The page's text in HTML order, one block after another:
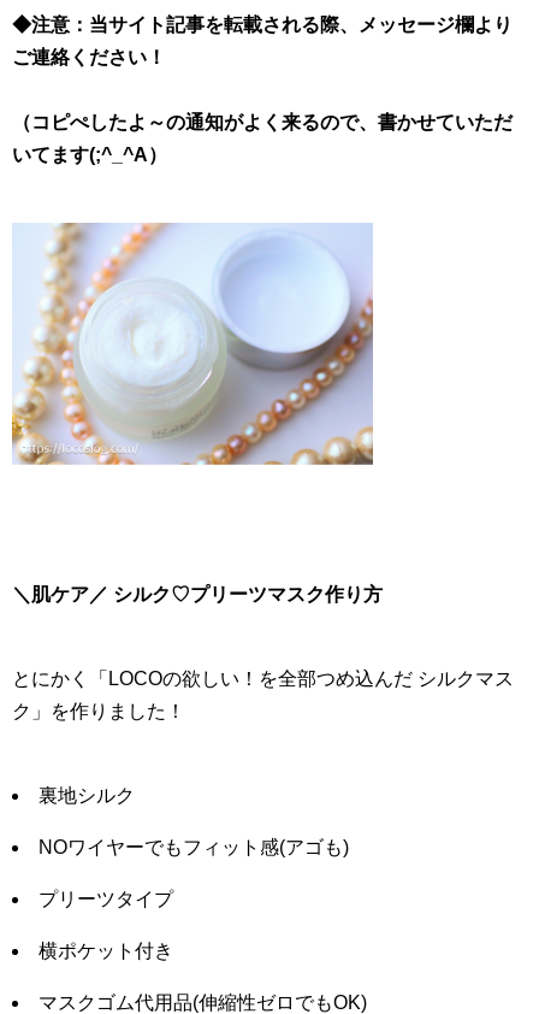
◆注意：当サイト記事を転載される際、メッセージ欄より
ご連絡ください！
（コピぺしたよ～の通知がよく来るので、書かせていただ
いてます(;^_^A）
＼肌ケア／ シルク♡プリーツマスク作り方
とにかく「LOCOの欲しい！を全部つめ込んだ シルクマス
ク」を作りました！
裏地シルク
NOワイヤーでもフィット感(アゴも)
プリーツタイプ
横ポケット付き
マスクゴム代用品(伸縮性ゼロでもOK)